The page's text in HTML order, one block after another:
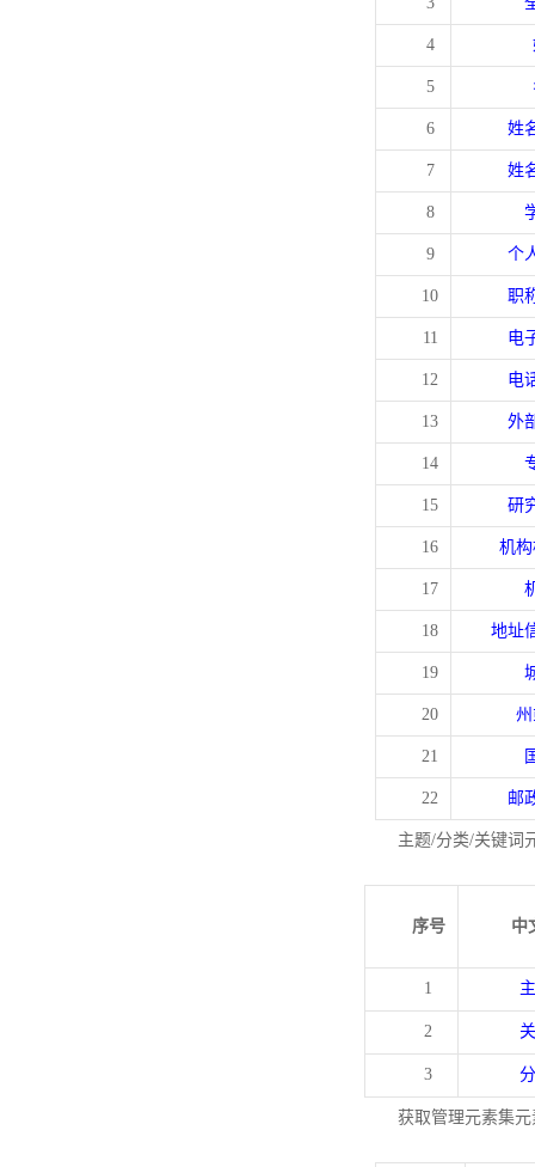
4
5
6 姓
7 姓
8
9 个
10 职
11 电
12 电
13 外
14
15 研
16 机
17
18 地址
19
20
21
22 邮
主题/分类/关键词
序号 中
1
2
3
获取管理元素集